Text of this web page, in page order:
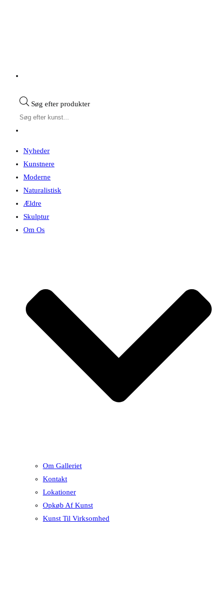
Søg efter produkter
Nyheder
Kunstnere
Moderne
Naturalistisk
Ældre
Skulptur
Om Os
Om Galleriet
Kontakt
Lokationer
Opkøb Af Kunst
Kunst Til Virksomhed